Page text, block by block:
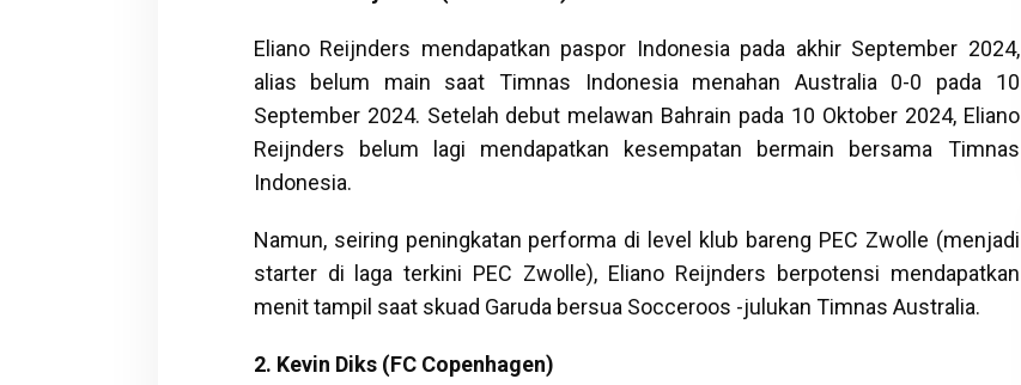
Eliano Reijnders mendapatkan paspor Indonesia pada akhir September 2024,
alias belum main saat Timnas Indonesia menahan Australia 0-0 pada 10
September 2024. Setelah debut melawan Bahrain pada 10 Oktober 2024, Eliano
Reijnders belum lagi mendapatkan kesempatan bermain bersama Timnas
Indonesia.
Namun, seiring peningkatan performa di level klub bareng PEC Zwolle (menjadi
starter di laga terkini PEC Zwolle), Eliano Reijnders berpotensi mendapatkan
menit tampil saat skuad Garuda bersua Socceroos -julukan Timnas Australia.
2. Kevin Diks (FC Copenhagen)